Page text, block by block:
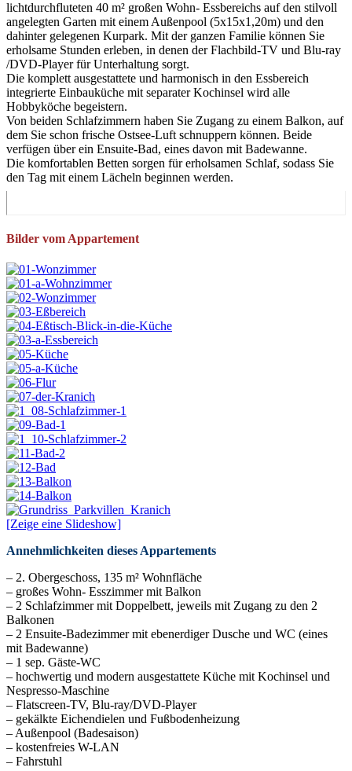
lichtdurchfluteten 40 m² großen Wohn- Essbereichs auf den stilvoll
angelegten Garten mit einem Außenpool (5x15x1,20m) und den
dahinter gelegenen Kurpark. Mit der ganzen Familie können Sie
erholsame Stunden erleben, in denen der Flachbild-TV und Blu-ray
/DVD-Player für Unterhaltung sorgt.
Die komplett ausgestattete und harmonisch in den Essbereich
integrierte Einbauküche mit separater Kochinsel wird alle
Hobbyköche begeistern.
Von beiden Schlafzimmern haben Sie Zugang zu einem Balkon, auf
dem Sie schon frische Ostsee-Luft schnuppern können. Beide
verfügen über ein Ensuite-Bad, eines davon mit Badewanne.
Die komfortablen Betten sorgen für erholsamen Schlaf, sodass Sie
den Tag mit einem Lächeln beginnen werden.
Bilder vom Appartement
[Zeige eine Slideshow]
Annehmlichkeiten dieses Appartements
– 2. Obergeschoss, 135 m² Wohnfläche
– großes Wohn- Esszimmer mit Balkon
– 2 Schlafzimmer mit Doppelbett, jeweils mit Zugang zu den 2
Balkonen
– 2 Ensuite-Badezimmer mit ebenerdiger Dusche und WC (eines
mit Badewanne)
– 1 sep. Gäste-WC
– hochwertig und modern ausgestattete Küche mit Kochinsel und
Nespresso-Maschine
– Flatscreen-TV, Blu-ray/DVD-Player
– gekälkte Eichendielen und Fußbodenheizung
– Außenpool (Badesaison)
– kostenfreies W-LAN
– Fahrstuhl